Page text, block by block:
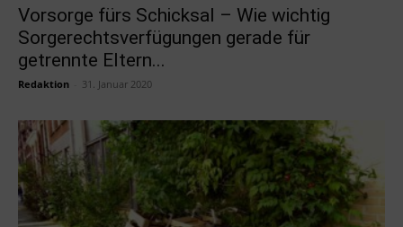
Vorsorge fürs Schicksal – Wie wichtig
Sorgerechtsverfügungen gerade für
getrennte Eltern...
Redaktion 31. Januar 2020